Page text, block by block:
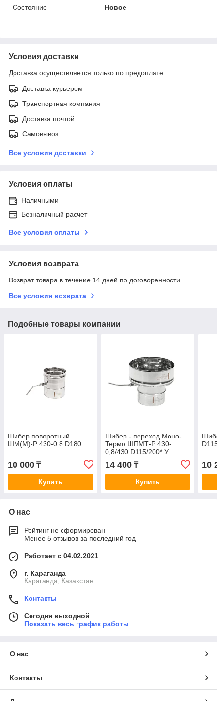
Состояние
Новое
Условия доставки
Доставка осуществляется только по предоплате.
Доставка курьером
Транспортная компания
Доставка почтой
Самовывоз
Все условия доставки
Условия оплаты
Наличными
Безналичный расчет
Все условия оплаты
Условия возврата
Возврат товара в течение 14 дней по договоренности
Все условия возврата
Подобные товары компании
Шибер поворотный
ШМ(М)-Р 430-0.8 D180
10 000 ₸
Купить
Шибер - переход Моно-
Термо ШПМТ-Р 430-
0,8/430 D115/200* У
14 400₸
Купить
10
О нас
Рейтинг не сформирован
Менее 5 отзывов за последний год
Работает с 04.02.2021
г. Караганда
Караганда, Казахстан
Контакты
Сегодня выходной
Показать весь график работы
О нас
Контакты